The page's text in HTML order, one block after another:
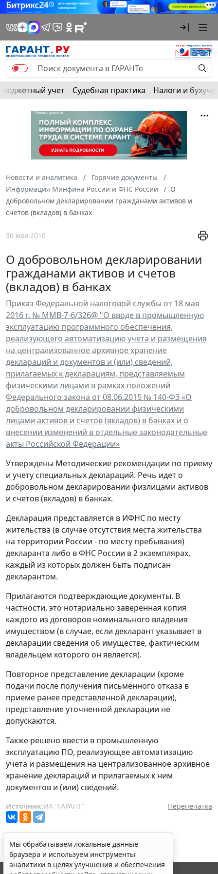
Бюджетный учет Судебная практика Налоги и
Новости и аналитика
Горячие документы
Информация Минфина России и ФНС России
О
добровольном декларировании гражданами активов и
счетов (вкладов) в банках
30 мая 2016
О добровольном декларировании
гражданами активов и счетов
(вкладов) в банках
Приказ Федеральной налоговой службы от 18 мая
2016 г. № ММВ-7-6/326@ "О вводе в промышленную
эксплуатацию программного обеспечения,
реализующего автоматизацию учета и размещения
на централизованное архивное хранение
деклараций и документов и (или) сведений,
прилагаемых к декларациям, представляемым
физическими лицами в рамках положений
Федерального закона от 08.06.2015 № 140-ФЗ «О
добровольном декларировании физическими
лицами активов и счетов (вкладов) в банках и о
внесении изменений в отдельные законодательные
акты Российской Федерации»
Утверждены Методические рекомендации по приему
и учету специальных деклараций. Речь идет о
добровольном декларировании физлицами активов
и счетов (вкладов) в банках.
Декларация представляется в ИФНС по месту
жительства (в случае отсутствия места жительства
на территории России - по месту пребывания)
декларанта либо в ФНС России в 2 экземплярах,
каждый из которых должен быть подписан
декларантом.
Прилагаются подтверждающие документы. В
частности, это нотариально заверенная копия
каждого из договоров номинального владения
имуществом (в случае, если декларант указывает в
декларации сведения об имуществе, фактическим
владельцем которого он является).
Повторное представление декларации (кроме
подачи после получения письменного отказа в
приеме ранее представленной декларации),
представление уточненной декларации не
допускаются.
Также решено ввести в промышленную
эксплуатацию ПО, реализующее автоматизацию
учета и размещения на централизованное архивное
хранение деклараций и прилагаемых к ним
документов и (или) сведений.
Источник:ИА "ГАРАНТ" Перепечатка
Мы обрабатываем локальные данные
браузера и используем инструменты
аналитики в целях улучшения и обеспечения